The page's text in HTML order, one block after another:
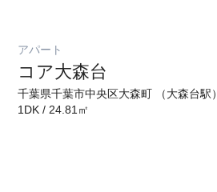
アパート
コア大森台
千葉県千葉市中央区大森町 （大森台駅）
1DK / 24.81㎡